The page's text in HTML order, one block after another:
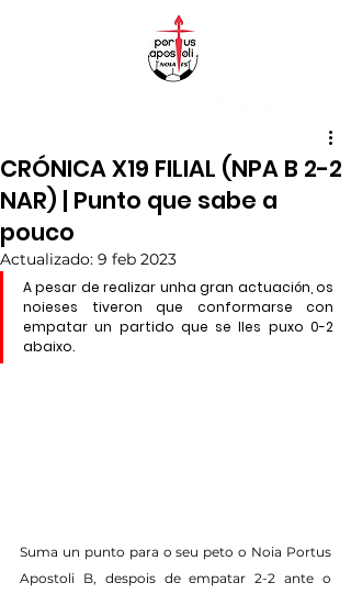
CRÓNICA X19 FILIAL (NPA B 2-2
NAR) | Punto que sabe a
pouco
Actualizado: 9 feb 2023
A pesar de realizar unha gran actuación, os
noieses tiveron que conformarse con
empatar un partido que se lles puxo 0-2
abaixo.
Suma un punto para o seu peto o Noia Portus
Apostoli B, despois de empatar 2-2 ante o